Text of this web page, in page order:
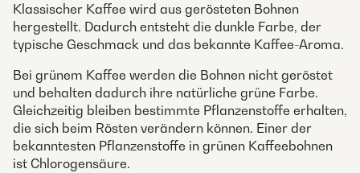
Klassischer Kaffee wird aus gerösteten Bohnen
hergestellt. Dadurch entsteht die dunkle Farbe, der
typische Geschmack und das bekannte Kaffee-Aroma.
Bei grünem Kaffee werden die Bohnen nicht geröstet
und behalten dadurch ihre natürliche grüne Farbe.
Gleichzeitig bleiben bestimmte Pflanzenstoffe erhalten,
die sich beim Rösten verändern können. Einer der
bekanntesten Pflanzenstoffe in grünen Kaffeebohnen
ist Chlorogensäure.